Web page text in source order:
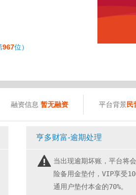
967位）
融资信息 暂无融资 平台背景民
亨多财富-逾期处理
当出现逾期坏账，平台将
险备用金垫付，VIP享受
通用户垫付本金的70%。